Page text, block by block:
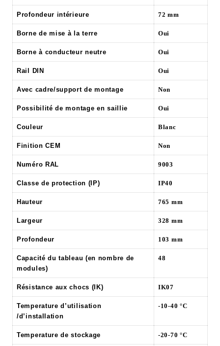
Profondeur intérieure 72 mm
Borne de mise à la terre Oui
Borne à conducteur neutre Oui
Rail DIN Oui
Avec cadre/support de montage Non
Possibilité de montage en saillie Oui
Couleur Blanc
Finition CEM Non
Numéro RAL 9003
Classe de protection (IP) IP40
Hauteur 765 mm
Largeur 328 mm
Profondeur 103 mm
Capacité du tableau (en nombre de
modules)
48
Résistance aux chocs (IK) IK07
Temperature d’utilisation
/d’installation
-10-40 °C
Temperature de stockage -20-70 °C